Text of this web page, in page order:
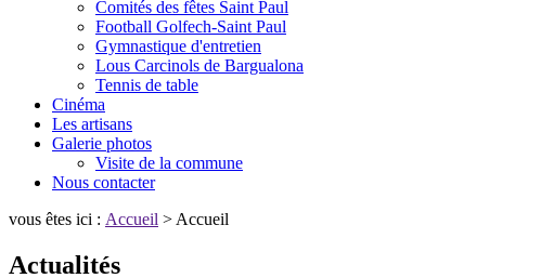
Comités des fêtes Saint Paul
Football Golfech-Saint Paul
Gymnastique d'entretien
Lous Carcinols de Bargualona
Tennis de table
Cinéma
Les artisans
Galerie photos
Visite de la commune
Nous contacter
vous êtes ici : Accueil > Accueil
Actualités